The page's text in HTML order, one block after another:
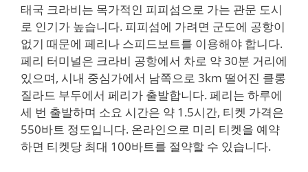
태국 크라비는 목가적인 피피섬으로 가는 관문 도시
로 인기가 높습니다. 피피섬에 가려면 군도에 공항이
없기 때문에 페리나 스피드보트를 이용해야 합니다.
페리 터미널은 크라비 공항에서 차로 약 30분 거리에
있으며, 시내 중심가에서 남쪽으로 3km 떨어진 클롱
질라드 부두에서 페리가 출발합니다. 페리는 하루에
세 번 출발하며 소요 시간은 약 1.5시간, 티켓 가격은
550바트 정도입니다. 온라인으로 미리 티켓을 예약
하면 티켓당 최대 100바트를 절약할 수 있습니다.